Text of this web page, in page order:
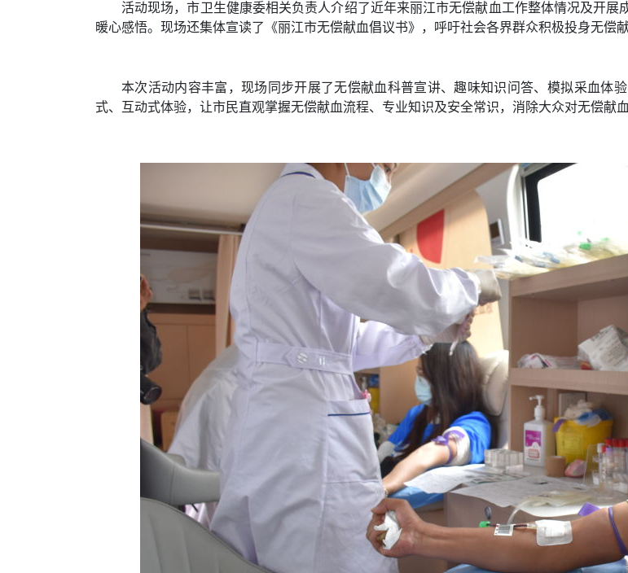
活动现场，市卫生健康委相关负责人介绍了近年来丽江市无偿献血工作整体情况及开
暖心感悟。现场还集体宣读了《丽江市无偿献血倡议书》，呼吁社会各界群众积极投身无偿献
本次活动内容丰富，现场同步开展了无偿献血科普宣讲、趣味知识问答、模拟采血体
式、互动式体验，让市民直观掌握无偿献血流程、专业知识及安全常识，消除大众对无偿献血